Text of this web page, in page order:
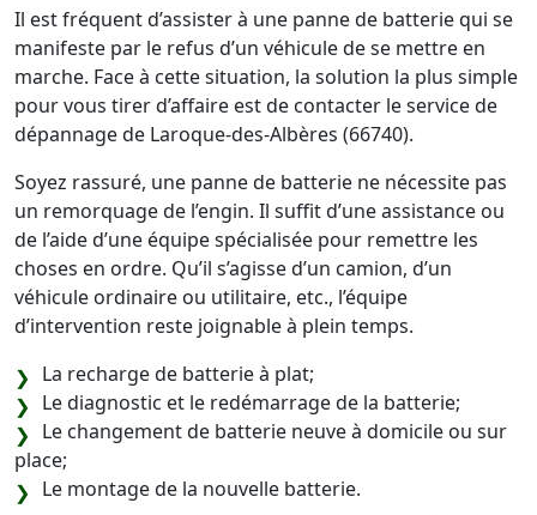
Il est fréquent d’assister à une panne de batterie qui se
manifeste par le refus d’un véhicule de se mettre en
marche. Face à cette situation, la solution la plus simple
pour vous tirer d’affaire est de contacter le service de
dépannage de Laroque-des-Albères (66740).
Soyez rassuré, une panne de batterie ne nécessite pas
un remorquage de l’engin. Il suffit d’une assistance ou
de l’aide d’une équipe spécialisée pour remettre les
choses en ordre. Qu’il s’agisse d’un camion, d’un
véhicule ordinaire ou utilitaire, etc., l’équipe
d’intervention reste joignable à plein temps.
La recharge de batterie à plat;
Le diagnostic et le redémarrage de la batterie;
Le changement de batterie neuve à domicile ou sur
place;
Le montage de la nouvelle batterie.